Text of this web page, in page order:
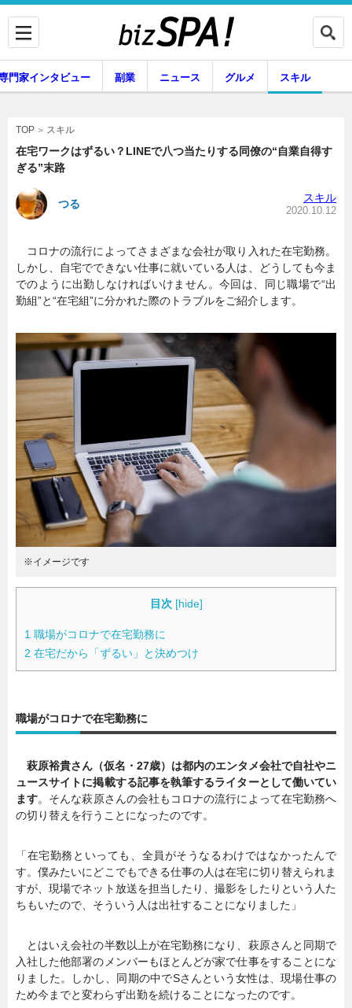
専門家インタビュー
副業 ニュース
連載一覧
門家インタビュー 副業 ニュース グルメ スキル
TOP スキル
在宅ワークはずるい？LINEで八つ当たりする同僚の“自業自得す
ぎる”末路
つる スキル
2020.10.12
コロナの流行によってさまざまな会社が取り入れた在宅勤務。
しかし、自宅でできない仕事に就いている人は、どうしても今ま
でのように出勤しなければいけません。今回は、同じ職場で“出
勤組”と“在宅組”に分かれた際のトラブルをご紹介します。
※イメージです
目次 [hide]
1 職場がコロナで在宅勤務に
2 在宅だから「ずるい」と決めつけ
職場がコロナで在宅勤務に
萩原裕貴さん（仮名・27歳）は都内のエンタメ会社で自社やニ
ュースサイトに掲載する記事を執筆するライターとして働いてい
ます。そんな萩原さんの会社もコロナの流行によって在宅勤務へ
の切り替えを行うことになったのです。
「在宅勤務といっても、全員がそうなるわけではなかったんで
す。僕みたいにどこでもできる仕事の人は在宅に切り替えられま
すが、現場でネット放送を担当したり、撮影をしたりという人た
ちもいたので、そういう人は出社することになりました」
とはいえ会社の半数以上が在宅勤務になり、萩原さんと同期で
入社した他部署のメンバーもほとんどが家で仕事をすることにな
りました。しかし、同期の中でSさんという女性は、現場仕事の
ため今までと変わらず出勤を続けることになったのです。